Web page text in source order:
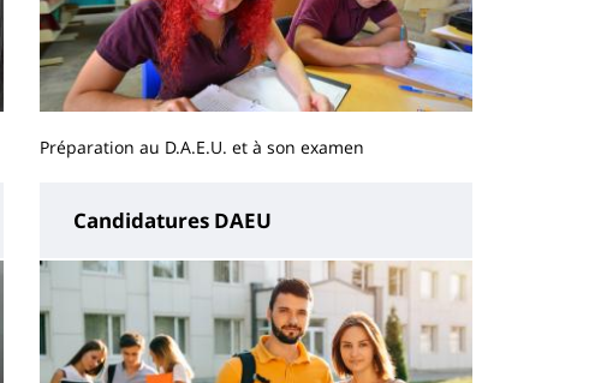
Préparation au D.A.E.U. et à son examen
Candidatures DAEU